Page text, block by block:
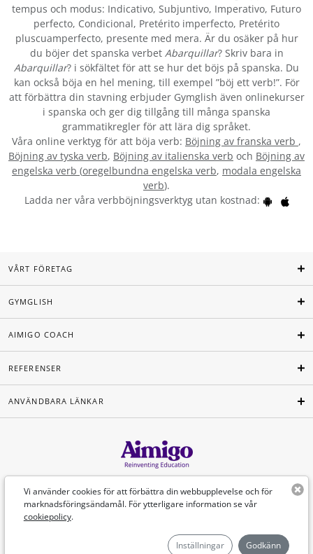
tempus och modus: Indicativo, Subjuntivo, Imperativo, Futuro
perfecto, Condicional, Pretérito imperfecto, Pretérito
pluscuamperfecto, presente med mera. Är du osäker på hur
du böjer det spanska verbet Abarquillar? Skriv bara in
Abarquillar? i sökfältet för att se hur det böjs på spanska. Du
kan också böja en hel mening, till exempel ”böj ett verb!”. För
att förbättra din stavning erbjuder Gymglish även onlinekurser
i spanska och ger dig tillgång till många spanska
grammatikregler för att lära dig språket.
Våra online verktyg för att böja verb: Böjning av franska verb ,
Böjning av tyska verb, Böjning av italienska verb och Böjning av
engelska verb (oregelbundna engelska verb, modala engelska
verb).
Ladda ner våra verbböjningsverktyg utan kostnad:
Vi använder cookies för att förbättra din webbupplevelse och för
marknadsföringsändamål. För ytterligare information se vår
cookiepolicy.
Inställningar Godkänn
VÅRT FÖRETAG
GYMGLISH
AIMIGO COACH
REFERENSER
ANVÄNDBARA LÄNKAR
Svenska